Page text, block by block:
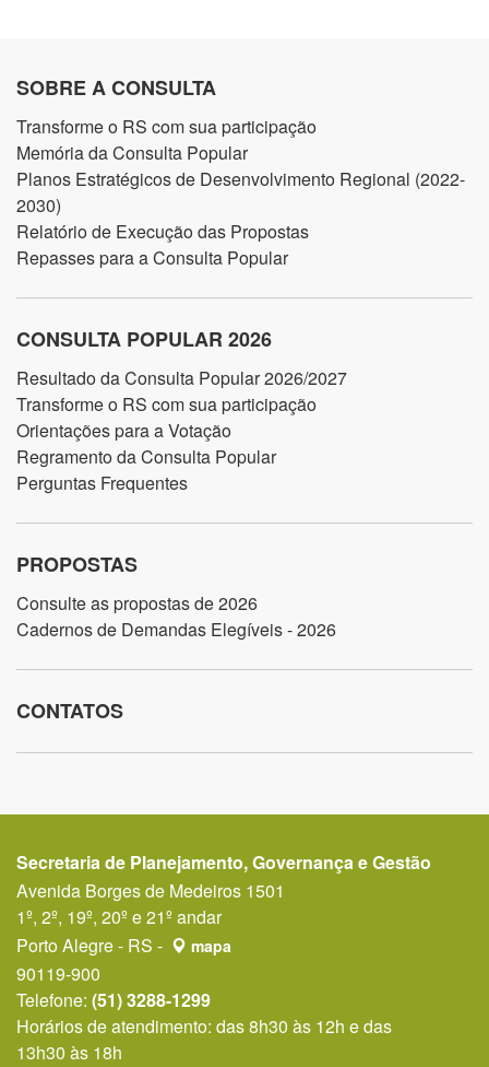
SOBRE A CONSULTA
Transforme o RS com sua participação
Memória da Consulta Popular
Planos Estratégicos de Desenvolvimento Regional (2022-
2030)
Relatório de Execução das Propostas
Repasses para a Consulta Popular
CONSULTA POPULAR 2026
Resultado da Consulta Popular 2026/2027
Transforme o RS com sua participação
Orientações para a Votação
Regramento da Consulta Popular
Perguntas Frequentes
PROPOSTAS
Consulte as propostas de 2026
Cadernos de Demandas Elegíveis - 2026
CONTATOS
Secretaria de Planejamento, Governança e Gestão
Avenida Borges de Medeiros 1501
1º, 2º, 19º, 20º e 21º andar
Porto Alegre - RS -
mapa
90119-900
Telefone: (51) 3288-1299
Horários de atendimento: das 8h30 às 12h e das
13h30 às 18h